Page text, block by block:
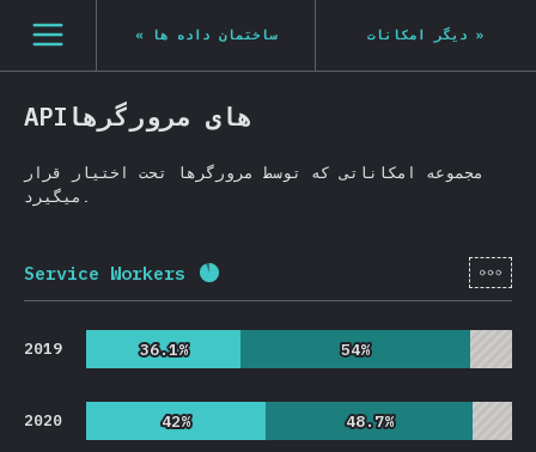
[fa-IR] general.open_nav
« ساختمان داده ها دیگر امکانات »
APIهای مرورگرها
مجموعه امکاناتی که توسط مرورگرها تحت اختیار قرار
میگیرد.
Service Workers Completion percentage: 91.3% (
[fa-
2019 36.1%
36.1% 54%
54%
2020 42%
42% 48.7%
48.7%